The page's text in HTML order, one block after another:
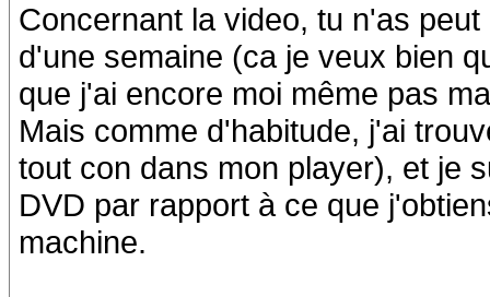
Concernant la video, tu n'as
d'une semaine (ca je veux bien
que j'ai encore moi même pas
Mais comme d'habitude, j'ai
tout con dans mon player), et je
DVD par rapport à ce que
machine.